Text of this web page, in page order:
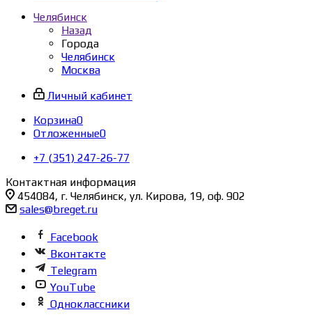
Челябинск
Назад
Города
Челябинск
Москва
Личный кабинет
Корзина0
Отложенные0
+7 (351) 247-26-77
Контактная информация
454084, г. Челябинск, ул. Кирова, 19, оф. 902
sales@breget.ru
Facebook
Вконтакте
Telegram
YouTube
Одноклассники